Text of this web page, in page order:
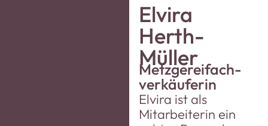
Elvira
Herth-
Müller
Metzgereifach-
verkäuferin
Elvira ist als
Mitarbeiterin ein